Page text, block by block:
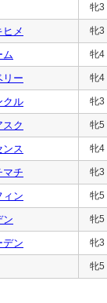
牝3
ヒメ 牝3
ム 牝4
リー 牝4
クル 牝3
ク 牝5
ンス 牝4
マチ 牝3
ィン 牝5
ン 牝5
デン 牝3
牝5